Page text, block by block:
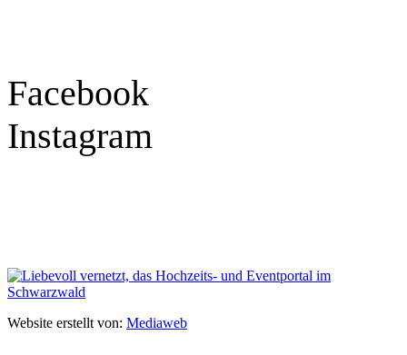
Facebook
Instagram
Website erstellt von: Mediaweb